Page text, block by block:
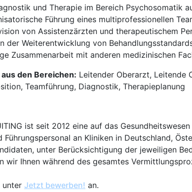
und Therapie im Bereich Psychosomatik
Führung eines multiprofessionellen
von Assistenzärzten und therapeutischem
der Weiterentwicklung von
Zusammenarbeit mit anderen medizinischen
den Bereichen: Leitender Oberarzt, Leitende
Teamführung, Diagnostik, Therapieplanung
ist seit 2012 eine auf das
an Kliniken in Deutschland,
unter Berücksichtigung der jeweiligen
wir Ihnen während des gesamtes
unter Jetzt bewerben! an.